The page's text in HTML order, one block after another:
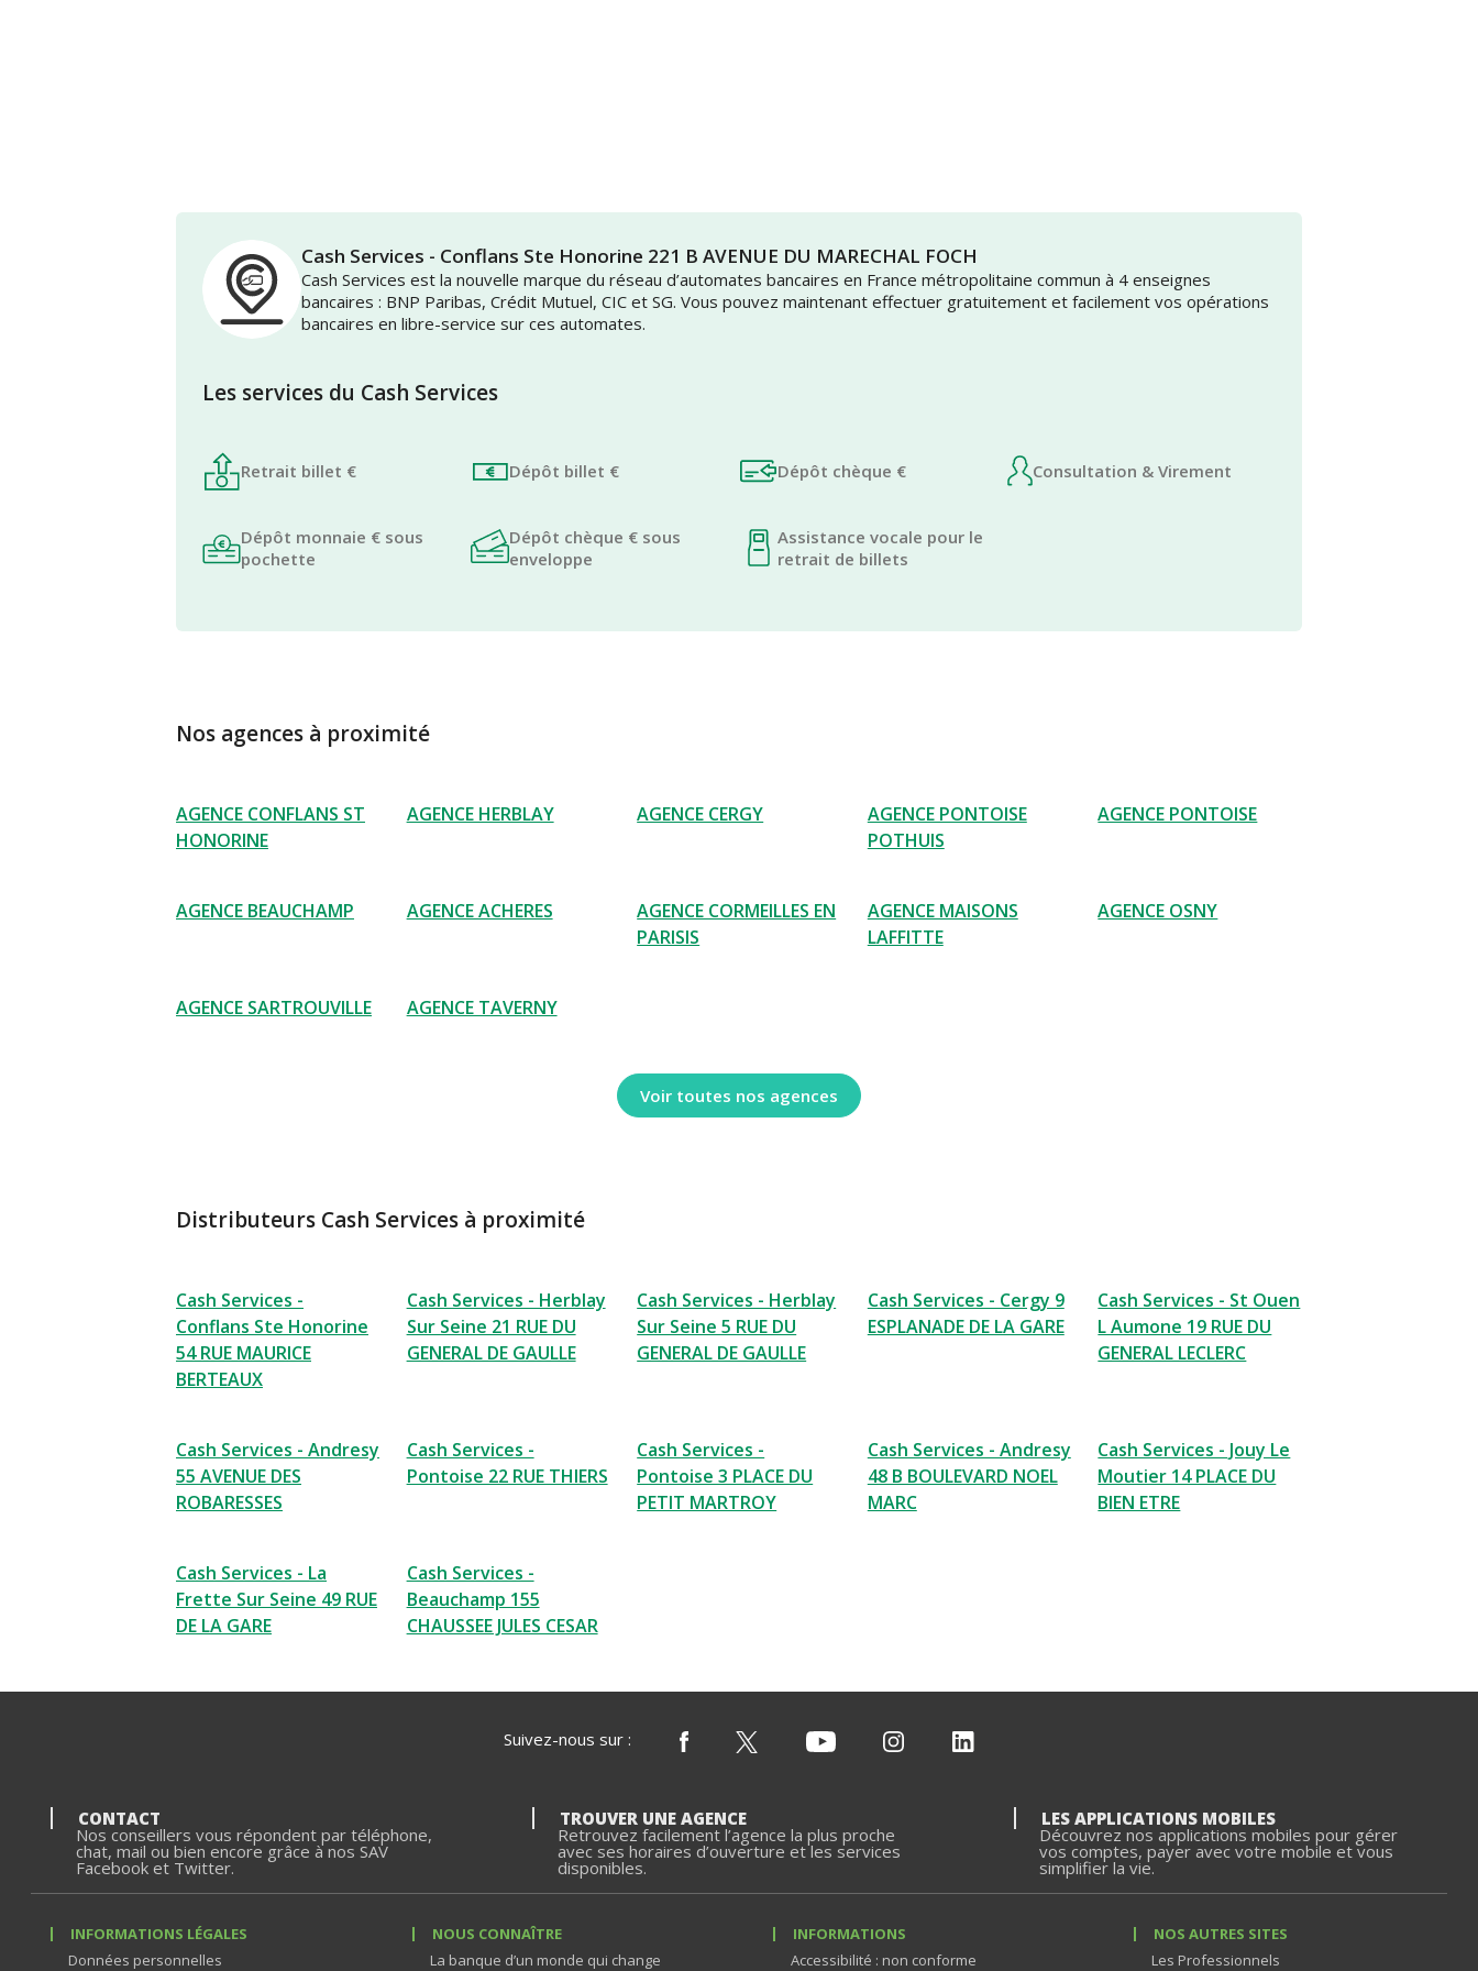
Cash Services - Conflans Ste Honorine 221 B AVENUE DU MARECHAL FOCH
Cash Services est la nouvelle marque du réseau d’automates bancaires en France métropolitaine commun à 4 enseignes
bancaires : BNP Paribas, Crédit Mutuel, CIC et SG. Vous pouvez maintenant effectuer gratuitement et facilement vos opérations
bancaires en libre-service sur ces automates.
Les services du Cash Services
Retrait billet € Dépôt billet € Dépôt chèque € Consultation & Virement
Dépôt monnaie € sous
pochette
Dépôt chèque € sous
enveloppe
Assistance vocale pour le
retrait de billets
Nos agences à proximité
AGENCE CONFLANS ST
HONORINE
AGENCE HERBLAY AGENCE CERGY
AGENCE PONTOISE
POTHUIS
AGENCE PONTOISE
AGENCE BEAUCHAMP AGENCE ACHERES
AGENCE CORMEILLES EN
PARISIS
AGENCE MAISONS
LAFFITTE
AGENCE OSNY
AGENCE SARTROUVILLE AGENCE TAVERNY
Voir toutes nos agences
Distributeurs Cash Services à proximité
Cash Services -
Conflans Ste Honorine
54 RUE MAURICE
BERTEAUX
Cash Services - Herblay
Sur Seine 21 RUE DU
GENERAL DE GAULLE
Cash Services - Herblay
Sur Seine 5 RUE DU
GENERAL DE GAULLE
Cash Services - Cergy 9
ESPLANADE DE LA GARE
Cash Services - St Ouen
L Aumone 19 RUE DU
GENERAL LECLERC
Cash Services - Andresy
55 AVENUE DES
ROBARESSES
Cash Services -
Pontoise 22 RUE THIERS
Cash Services -
Pontoise 3 PLACE DU
PETIT MARTROY
Cash Services - Andresy
48 B BOULEVARD NOEL
MARC
Cash Services - Jouy Le
Moutier 14 PLACE DU
BIEN ETRE
Cash Services - La
Frette Sur Seine 49 RUE
DE LA GARE
Cash Services -
Beauchamp 155
CHAUSSEE JULES CESAR
Suivez-nous sur :
CONTACT
Nos conseillers vous répondent par téléphone,
chat, mail ou bien encore grâce à nos SAV
Facebook et Twitter.
TROUVER UNE AGENCE
Retrouvez facilement l’agence la plus proche
avec ses horaires d’ouverture et les services
disponibles.
LES APPLICATIONS MOBILES
Découvrez nos applications mobiles pour gérer
vos comptes, payer avec votre mobile et vous
simplifier la vie.
INFORMATIONS LÉGALES
Données personnelles
NOUS CONNAÎTRE
La banque d’un monde qui change
INFORMATIONS
Accessibilité : non conforme
NOS AUTRES SITES
Les Professionnels